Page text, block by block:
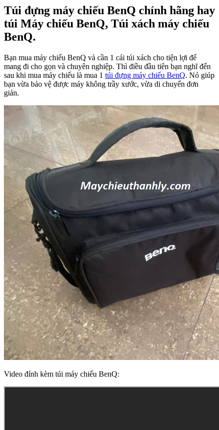
Túi đựng máy chiếu BenQ chính hãng hay
túi Máy chiếu BenQ, Túi xách máy chiếu
BenQ.
Bạn mua máy chiếu BenQ và cần 1 cái túi xách cho tiện lợi để
mang đi cho gọn và chuyên nghiệp. Thì điều đầu tiên bạn nghĩ đến
sau khi mua máy chiếu là mua 1 túi đựng máy chiếu BenQ. Nó giúp
bạn vừa bảo vệ được máy không trầy xước, vừa di chuyển đơn
giản.
Video đính kèm túi máy chiếu BenQ: